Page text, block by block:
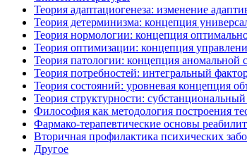
Теория адаптациогенеза: изменение
Теория детерминизма: концепция
Теория нормологии: концепция
Теория оптимизации: концепция
Теория патологии: концепция аномальной
Теория потребностей: интегральный
Теория состояний: уровневая концепция
Теория структурности:
Философия как методология построения
Фармако-терапевтические основы
Вторичная профилактика психических
Другое